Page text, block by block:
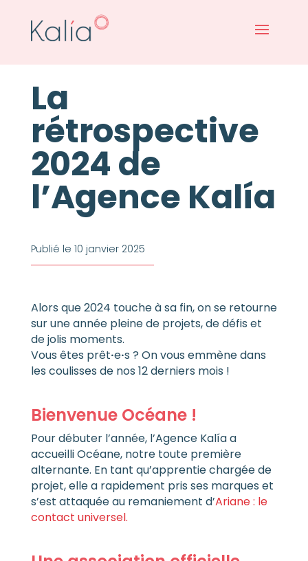
La
rétrospective
2024 de
l’Agence Kalía
Publié le 10 janvier 2025
Alors que 2024 touche à sa fin, on se retourne
sur une année pleine de projets, de défis et
de jolis moments.
Vous êtes prêt·e·s ? On vous emmène dans
les coulisses de nos 12 derniers mois !
Bienvenue Océane !
Pour débuter l’année, l’Agence Kalía a
accueilli Océane, notre toute première
alternante. En tant qu’apprentie chargée de
projet, elle a rapidement pris ses marques et
s’est attaquée au remaniement d’Ariane : le
contact universel.